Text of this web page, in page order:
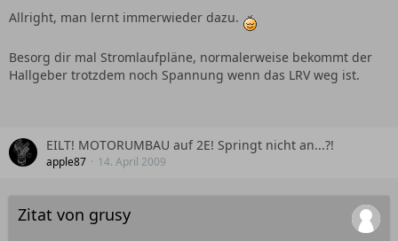
Allright, man lernt immerwieder dazu.
Besorg dir mal Stromlaufpläne, normalerweise bekommt der
Hallgeber trotzdem noch Spannung wenn das LRV weg ist.
EILT! MOTORUMBAU auf 2E! Springt nicht an...?!
apple87 14. April 2009
Zitat von grusy